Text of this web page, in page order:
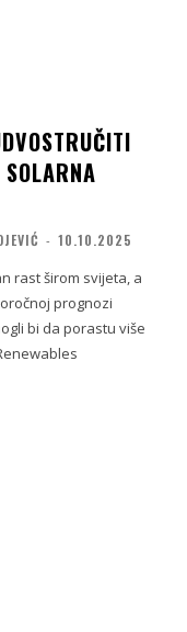
- 10.10.2025
rast širom svijeta, a
prognozi
bi da porastu više